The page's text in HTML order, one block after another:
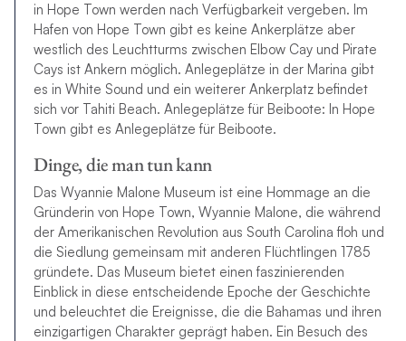
in Hope Town werden nach Verfügbarkeit vergeben. Im
Hafen von Hope Town gibt es keine Ankerplätze aber
westlich des Leuchtturms zwischen Elbow Cay und Pirate
Cays ist Ankern möglich. Anlegeplätze in der Marina gibt
es in White Sound und ein weiterer Ankerplatz befindet
sich vor Tahiti Beach. Anlegeplätze für Beiboote: In Hope
Town gibt es Anlegeplätze für Beiboote.
Dinge, die man tun kann
Das Wyannie Malone Museum ist eine Hommage an die
Gründerin von Hope Town, Wyannie Malone, die während
der Amerikanischen Revolution aus South Carolina floh und
die Siedlung gemeinsam mit anderen Flüchtlingen 1785
gründete. Das Museum bietet einen faszinierenden
Einblick in diese entscheidende Epoche der Geschichte
und beleuchtet die Ereignisse, die die Bahamas und ihren
einzigartigen Charakter geprägt haben. Ein Besuch des